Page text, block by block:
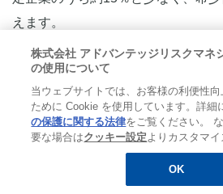
えます。
参考：厚生労働省「くるみん認定
及びトライくるみん認定企業名都
月末時点）」
株式会社 アドバンテッジリスクマ
の使用について
当ウェブサイトでは、お客様の利便性
ために Cookie を使用しています。詳細
の保護に関する法律をご覧ください。
要な場合はクッキー設定よりカスタマイ
OK